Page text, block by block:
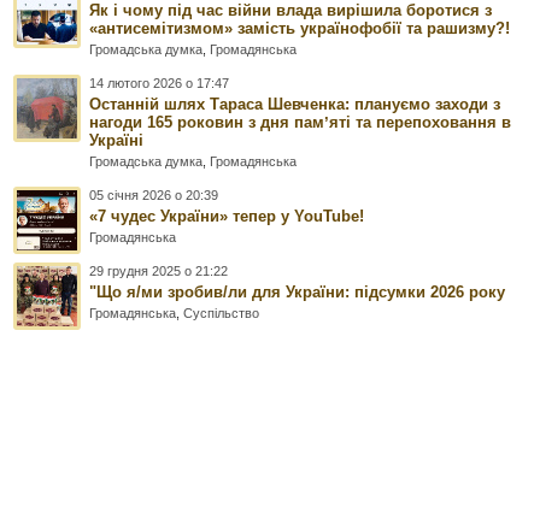
Як і чому під час війни влада вирішила боротися з
«антисемітизмом» замість українофобії та рашизму?!
Громадська думка Громадянська
14 лютого 2026 о 17:47
Останній шлях Тараса Шевченка: плануємо заходи з
нагоди 165 роковин з дня памʼяті та перепоховання в
Україні
Громадська думка Громадянська
05 січня 2026 о 20:39
«7 чудес України» тепер у YouTube!
Громадянська
29 грудня 2025 о 21:22
"Що я/ми зробив/ли для України: підсумки 2026 року
Громадянська ,Суспільство